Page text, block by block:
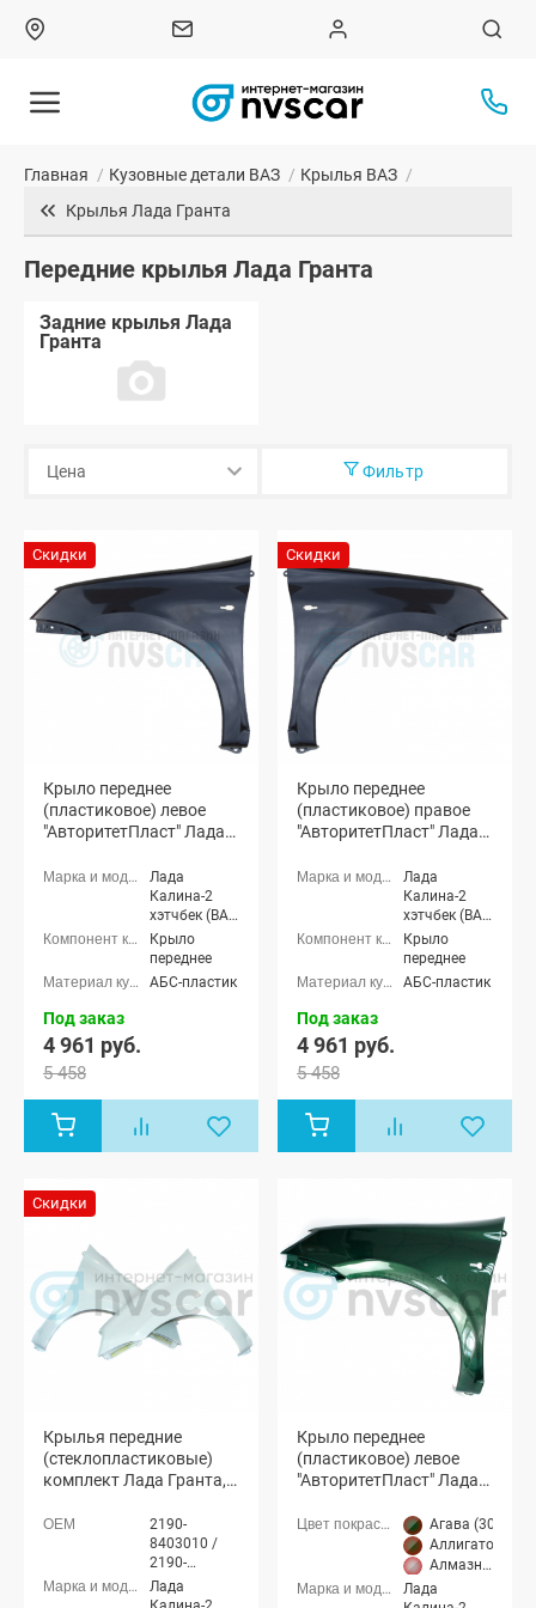
Главная / Кузовные детали ВАЗ / Крылья ВАЗ /
Крылья Лада Гранта
Передние крылья Лада Гранта
Задние крылья Лада
Гранта
Фильтр
Скидки
Крыло переднее
(пластиковое) левое
"АвторитетПласт" Лада
(неокрашенное)
Лада
Калина-2
хэтчбек (ВАЗ
2192), Лада
Калина-2
(ВАЗ 2194),
Крыло
переднее
АБС-пластик
Под заказ
4 961 руб.
5 458
Скидки
Крыло переднее
(пластиковое) правое
"АвторитетПласт" Лада
(неокрашенное)
Лада
Калина-2
хэтчбек (ВАЗ
2192), Лада
Калина-2
(ВАЗ 2194),
Крыло
переднее
АБС-пластик
Под заказ
4 961 руб.
5 458
Скидки
Крылья передние
(стеклопластиковые)
комплект Лада Гранта,
(неокрашенные)
2190-
8403010 /
2190-
8403011
Лада
Крыло переднее
(пластиковое) левое
"АвторитетПласт" Лада
(окрашенное)
Агава (303
Аллигатор
Алмазное
Апельсин
Лада